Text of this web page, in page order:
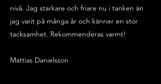
nivå. Jag starkare och friare nu i tanken än
jag varit på många år och känner en stor
tacksamhet. Rekommenderas varmt!
​Mattias Danielsson